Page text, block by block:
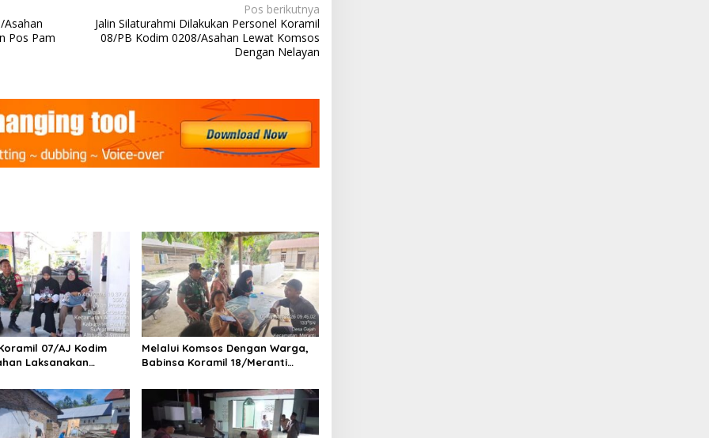
Pos Pam
Pos berikutnya
Jalin Silaturahmi Dilakukan Personel Koramil
08/PB Kodim 0208/Asahan Lewat Komsos
Dengan Nelayan
07/AJ Kodim
Laksanakan
Di Puskesmas
Melalui Komsos Dengan Warga,
Babinsa Koramil 18/Meranti
Jaga ebersihan Dan Kamtibmas